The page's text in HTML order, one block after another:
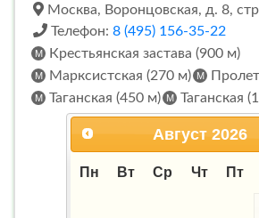
Москва, Воронцовская, д. 8,
Телефон: 8 (495) 156-35-22
Крестьянская застава (900 м)
Марксистская (270 м)
Таганская (450 м)
Таганская
Август 2026
Пн Вт Ср Чт Пт